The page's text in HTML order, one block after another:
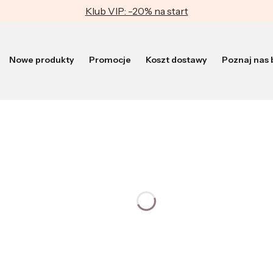
Klub VIP: -20% na start
Nowe produkty Promocje Koszt dostawy Poznaj nas